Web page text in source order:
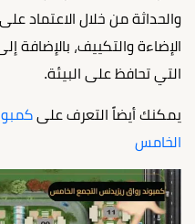
والحداثة من خلال الاعتماد
الإضاءة والتكييف، بالإضافة
التي تحافظ على البيئة.
يمكنك أيضاً التعرف على
الخامس